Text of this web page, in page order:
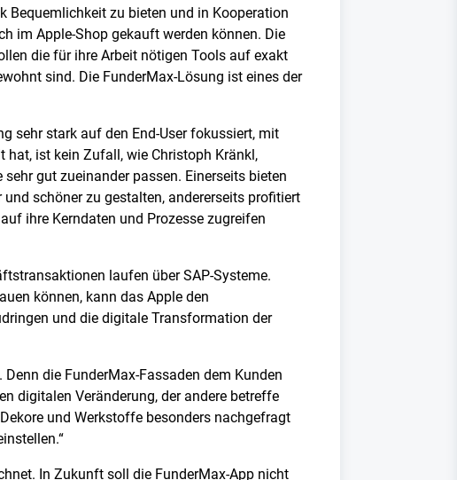
Bequemlichkeit zu bieten und in Kooperation
im Apple-Shop gekauft werden können. Die
die für ihre Arbeit nötigen Tools auf exakt
sind. Die FunderMax-Lösung ist eines der
sehr stark auf den End-User fokussiert, mit
hat, ist kein Zufall, wie Christoph Kränkl,
gut zueinander passen. Einerseits bieten
schöner zu gestalten, andererseits profitiert
ihre Kerndaten und Prozesse zugreifen
laufen über SAP-Systeme.
können, kann das Apple den
und die digitale Transformation der
die FunderMax-Fassaden dem Kunden
digitalen Veränderung, der andere betreffe
und Werkstoffe besonders nachgefragt
In Zukunft soll die FunderMax-App nicht